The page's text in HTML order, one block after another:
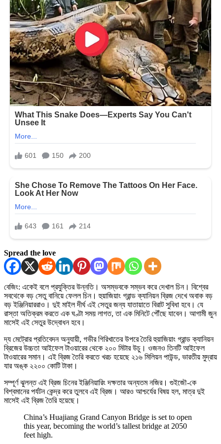
Spread the love
বেজিং: একেই বলে প্রযুক্তির উন্নতি। অসম্ভবকে সম্ভব করে দেখাল চিন। বিশ্বের
সবথেকে বড় সেতু বানিয়ে ফেলল চিন। হুয়াজিয়াং গ্রান্ড ক্যানিয়ন ব্রিজ দেখে অবাক বড়
বড় ইঞ্জিনিয়াররাও। দুই মাইল দীর্ঘ এই সেতুর জন্য যাতায়াতে বিরাট সুবিধা হবে। যে
রাস্তা অতিক্রম করতে এক ঘণ্টা সময় লাগত, তা এক মিনিটে পৌঁছে যাবেন। আগামী জুন
মাসেই এই সেতুর উদ্বোধন হবে।
দ্য মেট্রোর প্রতিবেদন অনুযায়ী, গভীর গিরিখাতের উপরে তৈরি হুয়াজিয়াং গ্রান্ড ক্যানিয়ন
ব্রিজের উচ্চতা আইফেল টাওয়ারের থেকে ২০০ মিটার উচু। ওজনও তিনটি আইফেল
টাওয়ারের সমান। এই ব্রিজ তৈরি করতে খরচ হয়েছে ২১৬ মিলিয়ন পাউন্ড, ভারতীয় মুদ্রায়
যার অঙ্ক ২২০০ কোটি টাকা।
সম্পূর্ণ ঝুলন্ত এই ব্রিজ চিনের ইঞ্জিনিয়ারিং দক্ষতার অন্যতম নজির। গুইজৌ-কে
বিশ্বমানের পর্যটন কেন্দ্র করে তুলবে এই ব্রিজ। আরও আশ্চর্যের বিষয় হল, মাত্র দুই
মাসেই এই ব্রিজ তৈরি হয়েছে।
China’s Huajiang Grand Canyon Bridge is set to open
this year, becoming the world’s tallest bridge at 2050
feet high.